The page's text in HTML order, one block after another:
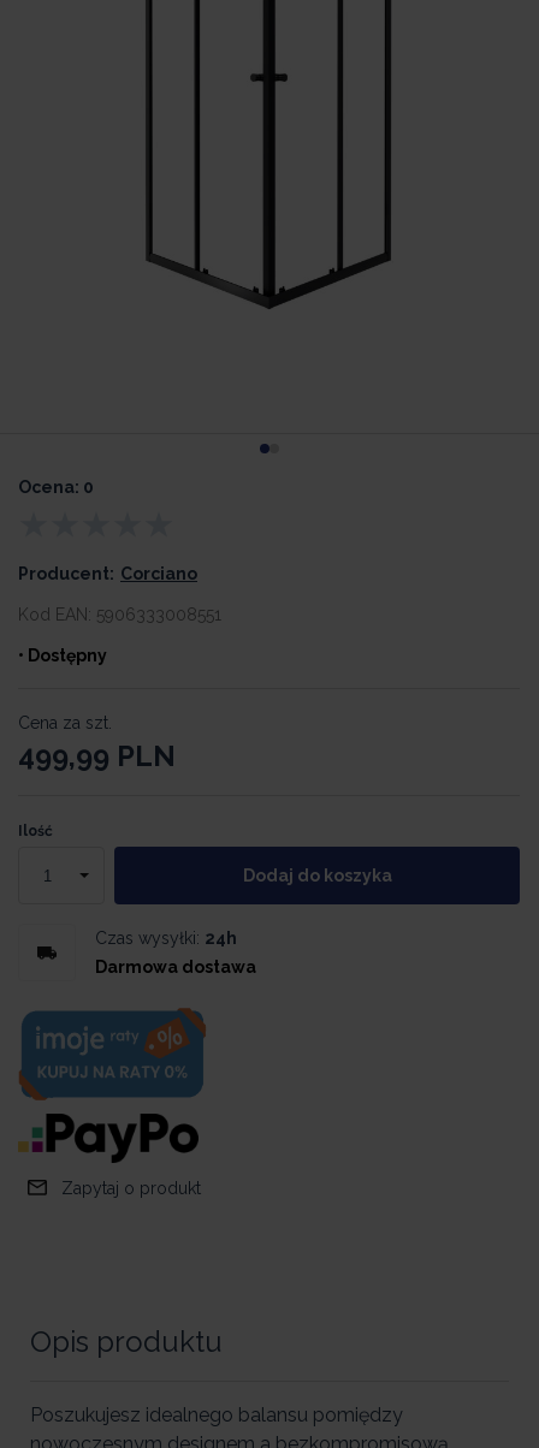
Ocena: 0
Producent: Corciano
Kod EAN: 5906333008551
• Dostępny
Cena za szt.
499,99 PLN
Ilość
Dodaj do koszyka
Czas wysyłki: 24h
Darmowa dostawa
Zapytaj o produkt
Opis produktu
Poszukujesz idealnego balansu pomiędzy